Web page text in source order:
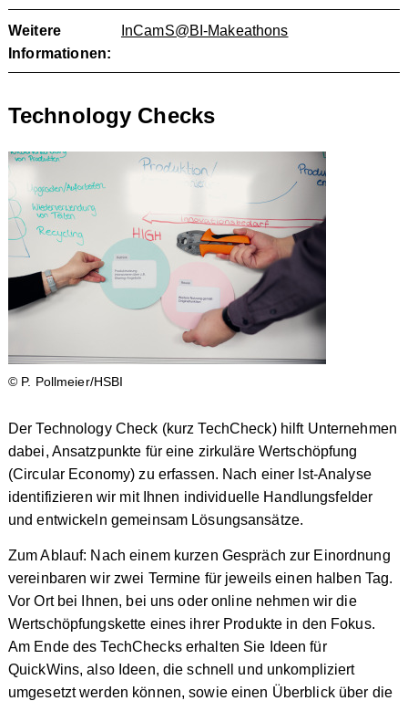
Weitere
Informationen:
InCamS@BI-Makeathons
Technology Checks
© P. Pollmeier/HSBI
Der Technology Check (kurz TechCheck) hilft Unternehmen
dabei, Ansatzpunkte für eine zirkuläre Wertschöpfung
(Circular Economy) zu erfassen. Nach einer Ist-Analyse
identifizieren wir mit Ihnen individuelle Handlungsfelder
und entwickeln gemeinsam Lösungsansätze.
Zum Ablauf: Nach einem kurzen Gespräch zur Einordnung
vereinbaren wir zwei Termine für jeweils einen halben Tag.
Vor Ort bei Ihnen, bei uns oder online nehmen wir die
Wertschöpfungskette eines ihrer Produkte in den Fokus.
Am Ende des TechChecks erhalten Sie Ideen für
QuickWins, also Ideen, die schnell und unkompliziert
umgesetzt werden können, sowie einen Überblick über die